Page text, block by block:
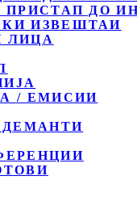
ПРИСТАП ДО
ИЗВЕШТАИ
ЛИЦА
/ ЕМИСИИ
ДЕМАНТИ